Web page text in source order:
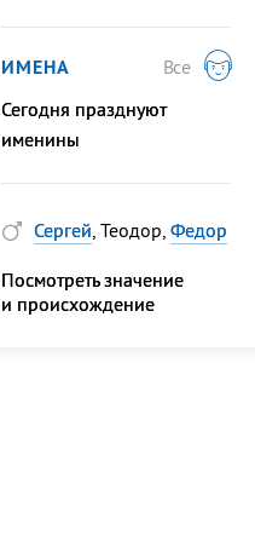
ИМЕНА
Все
Сегодня празднуют
именины
Сергей, Теодор, Федор
Посмотреть значение
и происхождение